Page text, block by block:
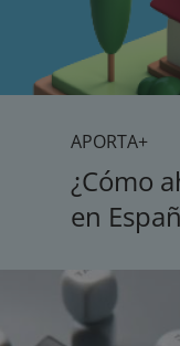
APORTA+
¿Cómo
en